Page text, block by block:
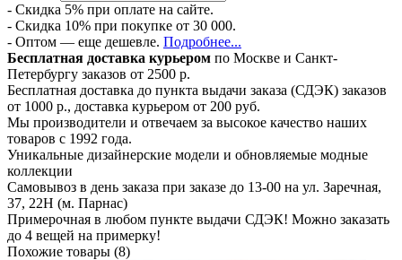
- Скидка 5% при оплате на сайте.
- Скидка 10% при покупке от 30 000.
- Оптом — еще дешевле. Подробнее...
Бесплатная доставка курьером по Москве и Санкт-
Петербургу заказов от 2500 р.
Бесплатная доставка до пункта выдачи заказа (СДЭК) заказов
от 1000 р., доставка курьером от 200 руб.
Мы производители и отвечаем за высокое качество наших
товаров с 1992 года.
Уникальные дизайнерские модели и обновляемые модные
коллекции
Самовывоз в день заказа при заказе до 13-00 на ул. Заречная,
37, 22Н (м. Парнас)
Примерочная в любом пункте выдачи СДЭК! Можно заказать
до 4 вещей на примерку!
Похожие товары (8)